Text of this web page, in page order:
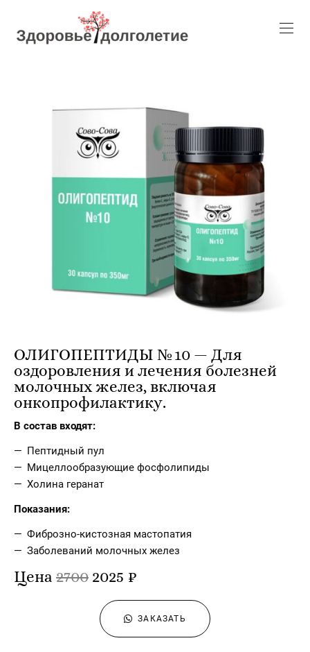
ОЛИГОПЕПТИДЫ № 10 — Для
оздоровления и лечения болезней
молочных желез, включая
онкопрофилактику.
В состав входят:
Пептидный пул
Мицеллообразующие фосфолипиды
Холина геранат
Показания:
Фиброзно-кистозная мастопатия
Заболеваний молочных желез
Цена 2700 2025 ₽
ЗАКАЗАТЬ